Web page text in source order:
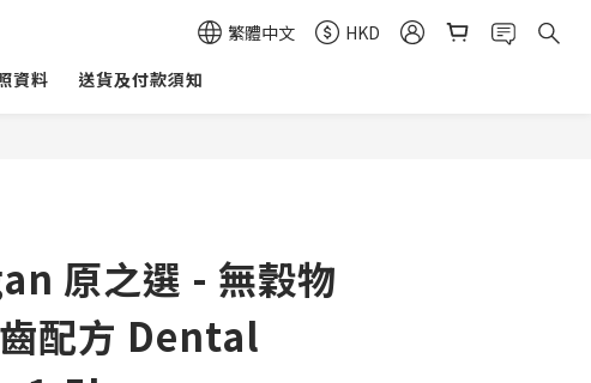
繁體中文
HKD
資料 送貨及付款須知
原之選 - 無穀物
配方 Dental